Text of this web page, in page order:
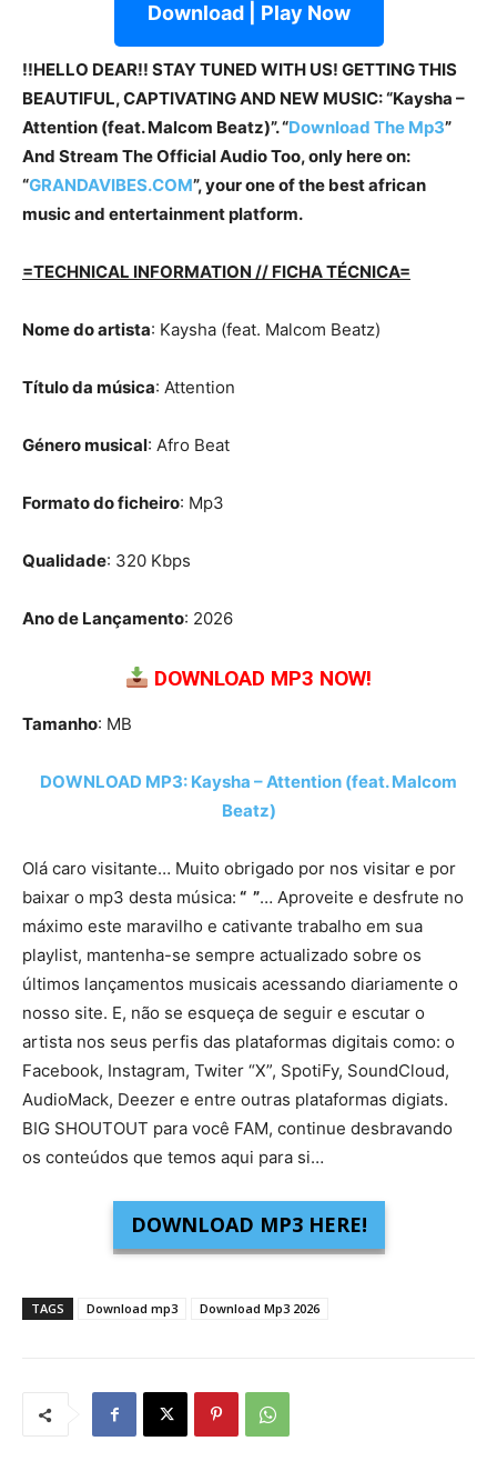
Download | Play Now
!!HELLO DEAR!! STAY TUNED WITH US! GETTING THIS
BEAUTIFUL, CAPTIVATING AND NEW MUSIC: “Kaysha –
Attention (feat. Malcom Beatz)”. “Download The Mp3”
And Stream The Official Audio Too, only here on:
“GRANDAVIBES.COM”, your one of the best african
music and entertainment platform.
=TECHNICAL INFORMATION // FICHA TÉCNICA=
Nome do artista: Kaysha (feat. Malcom Beatz)
Título da música: Attention
Género musical: Afro Beat
Formato do ficheiro: Mp3
Qualidade: 320 Kbps
Ano de Lançamento: 2026
DOWNLOAD MP3 NOW!
Tamanho: MB
DOWNLOAD MP3: Kaysha – Attention (feat. Malcom
Beatz)
Olá caro visitante… Muito obrigado por nos visitar e por
baixar o mp3 desta música: “ ”… Aproveite e desfrute no
máximo este maravilho e cativante trabalho em sua
playlist, mantenha-se sempre actualizado sobre os
últimos lançamentos musicais acessando diariamente o
nosso site. E, não se esqueça de seguir e escutar o
artista nos seus perfis das plataformas digitais como: o
Facebook, Instagram, Twiter “X”, SpotiFy, SoundCloud,
AudioMack, Deezer e entre outras plataformas digiats.
BIG SHOUTOUT para você FAM, continue desbravando
os conteúdos que temos aqui para si…
DOWNLOAD MP3 HERE!
TAGS Download mp3 Download Mp3 2026